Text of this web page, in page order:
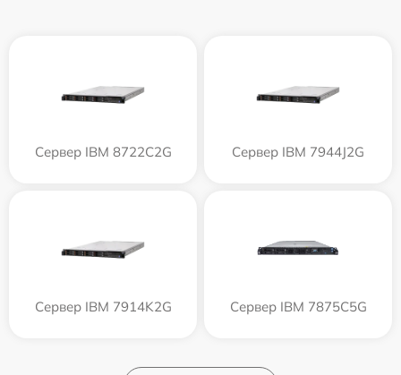
Сервер IBM 8722C2G Сервер IBM 7944J2G
Сервер IBM 7914K2G Сервер IBM 7875C5G